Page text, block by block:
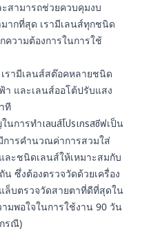
สามารถช่วยควบคุมงบ
ากที่สุด เรามีเลนส์ทุกชนิด
ความต้องการในการใช้
เรามีเลนส์สต๊อคหลายชนิด
และเลนส์ออโต้ปรับแสง
ที
นการทำเลนส์โปรเกรสซีฟเป็น
การคำนวณค่าการสวมใส่
ละชนิดเลนส์ให้เหมาะสมกับ
ซึ่งต้องตรวจวัดด้วยเครื่อง
ล็บตรวจวัดสายตาที่ดีที่สุดใน
มพอใจในการใช้งาน 90 วัน
รณี)